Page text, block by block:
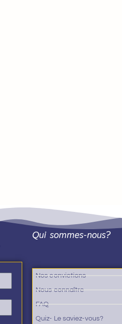
Qui sommes-nous?
Nos convictions
Nous connaître
FAQ
Quiz- Le saviez-vous?